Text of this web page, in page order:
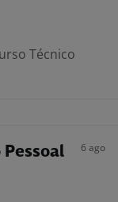
Técnico
6 ago